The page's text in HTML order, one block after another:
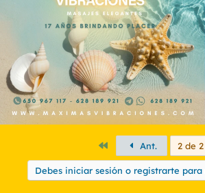
PrimeroAnt. 2 de 2
Debes iniciar sesión o registrarte para